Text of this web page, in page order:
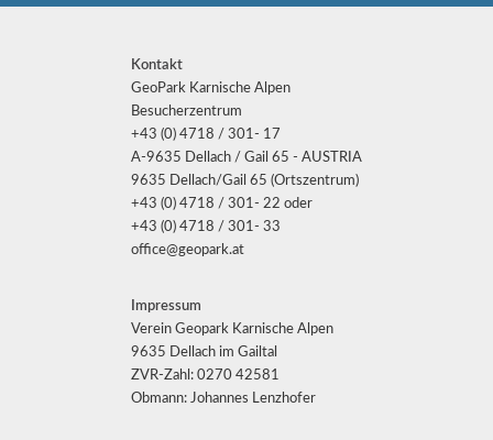
Kontakt
GeoPark Karnische Alpen
Besucherzentrum
+43 (0) 4718 / 301- 17
A-9635 Dellach / Gail 65 - AUSTRIA
9635 Dellach/Gail 65 (Ortszentrum)
+43 (0) 4718 / 301- 22 oder
+43 (0) 4718 / 301- 33
office@geopark.at
Impressum
Verein Geopark Karnische Alpen
9635 Dellach im Gailtal
ZVR-Zahl: 0270 42581
Obmann: Johannes Lenzhofer